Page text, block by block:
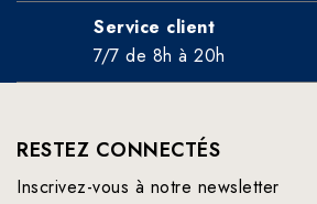
Service client
7/7 de 8h à 20h
RESTEZ CONNECTÉS
Inscrivez-vous à notre newsletter